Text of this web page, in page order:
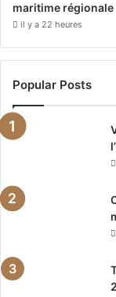
maritime régionale
il y a 22 heures
Popular Posts